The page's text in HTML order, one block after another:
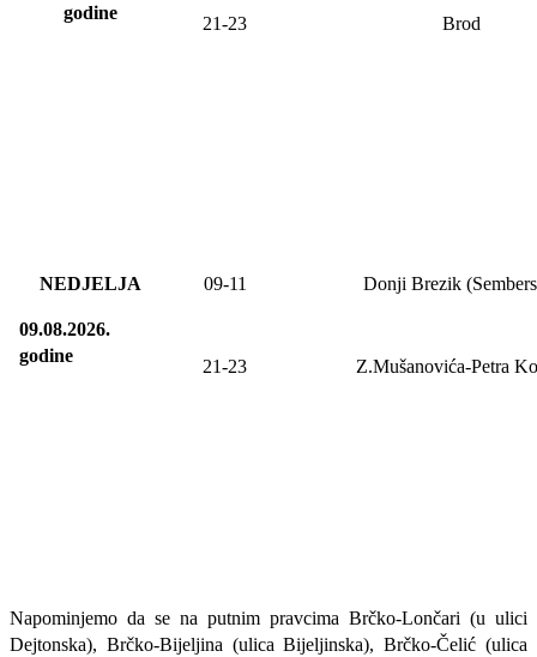
godine
21-23 Brod
NEDJELJA
09.08.2026.
godine
09-11 Donji Brezik
21-23 Z.Mušanovića-Petra
Napominjemo da se na putnim pravcima Brčko-Lončari (u ulici
Dejtonska), Brčko-Bijeljina (ulica Bijeljinska), Brčko-Čelić (ulica